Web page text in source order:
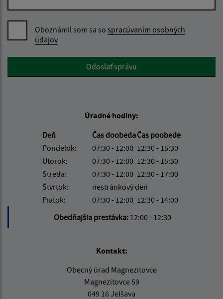
Oboznámil som sa so spracúvaním osobných
údajov
Google reCaptcha ResponseOdoslať správu
Úradné hodiny:
Deň
Čas doobedaČas poobede
Pondelok:
07:30 - 12:00 12:30 - 15:30
Utorok:
07:30 - 12:00 12:30 - 15:30
Streda:
07:30 - 12:00 12:30 - 17:00
Štvrtok:
nestránkový deň
Piatok:
07:30 - 12:00 12:30 - 14:00
Obedňajšia prestávka: 12:00 - 12:30
Kontakt:
Obecný úrad Magnezitovce
Magnezitovce 59
049 16 Jelšava